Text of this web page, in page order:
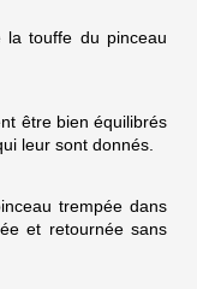
la touffe du pinceau
être bien équilibrés
leur sont donnés.
trempée dans
et retournée sans